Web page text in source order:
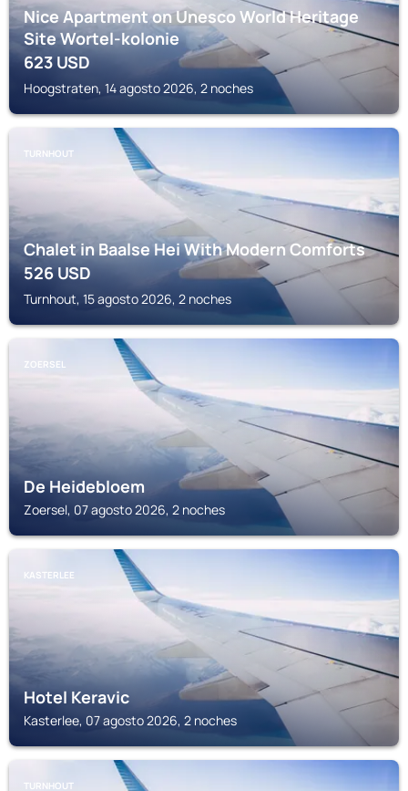
Nice Apartment on Unesco World Heritage
Site Wortel-kolonie
623USD
Hoogstraten, 14 agosto 2026, 2 noches
TURNHOUT
Chalet in Baalse Hei With Modern Comforts
526USD
Turnhout, 15 agosto 2026, 2 noches
ZOERSEL
De Heidebloem
Zoersel, 07 agosto 2026, 2 noches
KASTERLEE
Hotel Keravic
Kasterlee, 07 agosto 2026, 2 noches
TURNHOUT